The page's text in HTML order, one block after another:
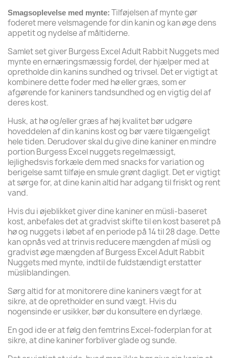
Smagsoplevelse med mynte: Tilføjelsen af mynte gør
foderet mere velsmagende for din kanin og kan øge dens
appetit og nydelse af måltiderne.
Samlet set giver Burgess Excel Adult Rabbit Nuggets med
mynte en ernæringsmæssig fordel, der hjælper med at
opretholde din kanins sundhed og trivsel. Det er vigtigt at
kombinere dette foder med hø eller græs, som er
afgørende for kaniners tandsundhed og en vigtig del af
deres kost.
Husk, at hø og/eller græs af høj kvalitet bør udgøre
hoveddelen af din kanins kost og bør være tilgængeligt
hele tiden. Derudover skal du give dine kaniner en mindre
portion Burgess Excel nuggets regelmæssigt,
lejlighedsvis forkæle dem med snacks for variation og
berigelse samt tilføje en smule grønt dagligt. Det er vigtigt
at sørge for, at dine kanin altid har adgang til friskt og rent
vand.
Hvis du i øjeblikket giver dine kaniner en müsli-baseret
kost, anbefales det at gradvist skifte til en kost baseret på
hø og nuggets i løbet af en periode på 14 til 28 dage. Dette
kan opnås ved at trinvis reducere mængden af müsli og
gradvist øge mængden af Burgess Excel Adult Rabbit
Nuggets med mynte, indtil de fuldstændigt erstatter
müsliblandingen.
Sørg altid for at monitorere dine kaniners vægt for at
sikre, at de opretholder en sund vægt. Hvis du
nogensinde er usikker, bør du konsultere en dyrlæge.
En god ide er at følg den femtrins Excel-foderplan for at
sikre, at dine kaniner forbliver glade og sunde.